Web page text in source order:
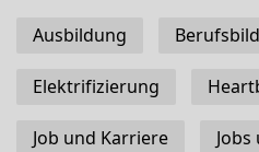
Ausbildung
Elektrifizierung
Job und Karriere